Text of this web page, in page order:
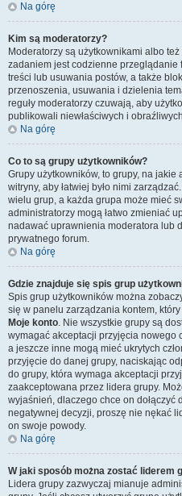
Na górę
Kim są moderatorzy?
Moderatorzy są użytkownikami albo
zadaniem jest codzienne przeglądanie
treści lub usuwania postów, a także
przenoszenia, usuwania i dzielenia
reguły moderatorzy czuwają, aby
publikowali niewłaściwych i
Na górę
Co to są grupy użytkowników?
Grupy użytkowników, to grupy, na jakie
witryny, aby łatwiej było nimi
wielu grup, a każda grupa może mieć
administratorzy mogą łatwo zmieniać
nadawać uprawnienia moderatora lub
prywatnego forum.
Na górę
Gdzie znajduje się spis grup
Spis grup użytkowników można
się w panelu zarządzania kontem,
Moje konto. Nie wszystkie grupy są
wymagać akceptacji przyjęcia nowego
a jeszcze inne mogą mieć ukrytych
przyjęcie do danej grupy, naciskając
do grupy, która wymaga akceptacji
zaakceptowana przez lidera grupy.
wyjaśnień, dlaczego chce on dołączyć
negatywnej decyzji, proszę nie nękać
on swoje powody.
Na górę
W jaki sposób można zostać liderem
Lidera grupy zazwyczaj mianuje